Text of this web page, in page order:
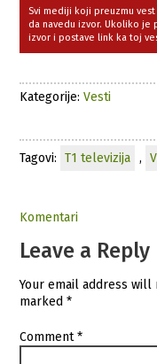
Svi mediji koji preuzmu
da navedu izvor. Ukoliko je
izvor i postave link ka toj
Kategorije:Vesti
Tagovi: T1 televizija ,
Komentari
Leave a Reply
Your email address
marked*
Comment*